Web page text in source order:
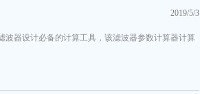
2019/5/3
器设计必备的计算工具，该滤波器参数计算器计算